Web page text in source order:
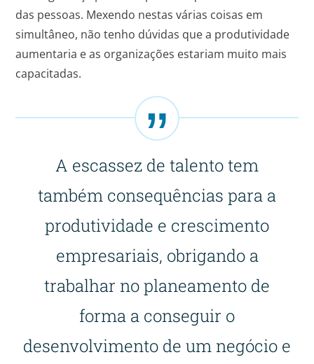
das pessoas. Mexendo nestas várias coisas em
simultâneo, não tenho dúvidas que a produtividade
aumentaria e as organizações estariam muito mais
capacitadas.
A escassez de talento tem
também consequências para a
produtividade e crescimento
empresariais, obrigando a
trabalhar no planeamento de
forma a conseguir o
desenvolvimento de um negócio e